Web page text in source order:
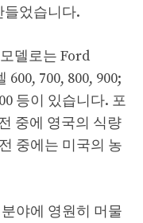
들었습니다.
델로는 Ford
700, 800, 900;
등이 있습니다. 포
중에 영국의 식량
중에는 미국의 농
야에 영원히 머물